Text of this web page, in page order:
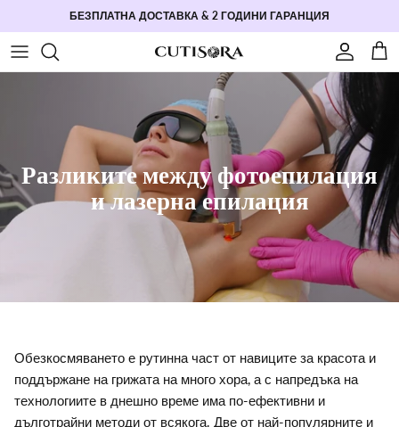
Преминете към съдържанието
БЕЗПЛАТНА ДОСТАВКА & 2 ГОДИНИ ГАРАНЦИЯ
Профил
Разликите между фотоепилация
и лазерна епилация
Обезкосмяването е рутинна част от навиците за красота и
поддържане на грижата на много хора, а с напредъка на
технологиите в днешно време има по-ефективни и
дълготрайни методи от всякога. Две от най-популярните и